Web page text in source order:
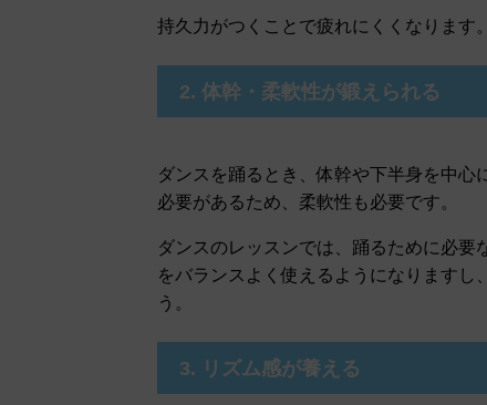
持久力がつくことで疲れにくくなります。
2. 体幹・柔軟性が鍛えられる
ダンスを踊るとき、体幹や下半身を中
必要があるため、柔軟性も必要です。
ダンスのレッスンでは、踊るために必
をバランスよく使えるようになりますし
う。
3. リズム感が養える